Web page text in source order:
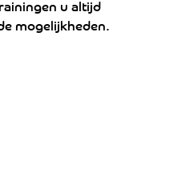
u altijd
mogelijkheden.